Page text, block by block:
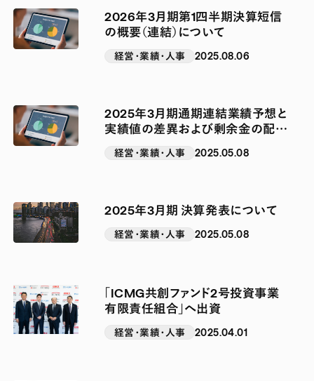
2026年3月期第1四半期決算短信
の概要（連結）について
経営・業績・人事 2025.08.06
2025年3月期通期連結業績予想と
実績値の差異および剰余金の配当
経営・業績・人事 2025.05.08
2025年3月期 決算発表について
経営・業績・人事 2025.05.08
「ICMG共創ファンド2号投資事業
有限責任組合」へ出資
経営・業績・人事 2025.04.01